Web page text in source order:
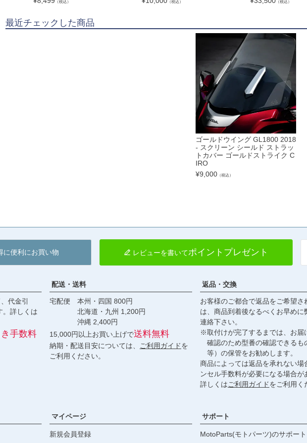
（税込） （税込） （税込）
最近チェックした商品
ゴールドウイング GL1800 2018
- スクリーン シールド ストラッ
トカバー ゴールドストライク C
IRO
¥9,000（税込）
に便利にお買い物 レビューを書いてポイントプレゼント
代金引
。詳しくは
手数料
配送・送料
宅配便 本州・四国 800円
北海道・九州 1,200円
沖縄 2,400円
15,000円以上お買い上げで送料無料
納期・配送目安については、 ご利用ガイドを
ご利用ください。
返品・交換
お客様のご都合で返品をご希望さ
は、商品到着後なるべくお早めに
連絡下さい。
※取付けが完了するまでは、お届
確認のため型番の確認できるも
等）の保管をお勧めします。
商品によっては返品を承れない場
ンセル手数料が必要になる場合が
詳しくはご利用ガイドをご利用く
マイページ
新規会員登録
サポート
MotoParts(モトパーツ)のサポート